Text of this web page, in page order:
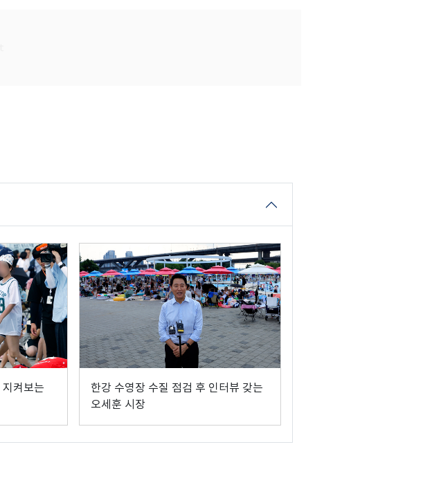
켜보는
한강 수영장 수질 점검 후 인터뷰 갖는
오세훈 시장